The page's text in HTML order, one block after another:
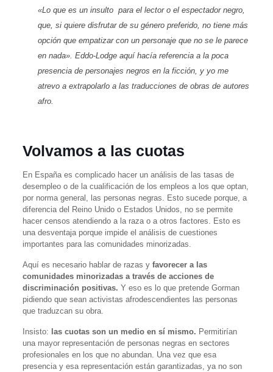
«Lo que es un insulto para el lector o el espectador negro,
que, si quiere disfrutar de su género preferido, no tiene más
opción que empatizar con un personaje que no se le parece
en nada». Eddo-Lodge aquí hacía referencia a la poca
presencia de personajes negros en la ficción, y yo me
atrevo a extrapolarlo a las traducciones de obras de autores
afro.
Volvamos a las cuotas
En España es complicado hacer un análisis de las tasas de
desempleo o de la cualificación de los empleos a los que optan,
por norma general, las personas negras. Esto sucede porque, a
diferencia del Reino Unido o Estados Unidos, no se permite
hacer censos atendiendo a la raza o a otros factores. Esto es
una desventaja porque impide el análisis de cuestiones
importantes para las comunidades minorizadas.
Aquí es necesario hablar de razas y favorecer a las
comunidades minorizadas a través de acciones de
discriminación positivas. Y eso es lo que pretende Gorman
pidiendo que sean activistas afrodescendientes las personas
que traduzcan su obra.
Insisto: las cuotas son un medio en sí mismo. Permitirían
una mayor representación de personas negras en sectores
profesionales en los que no abundan. Una vez que esa
presencia y esa representación están garantizadas, ya no son